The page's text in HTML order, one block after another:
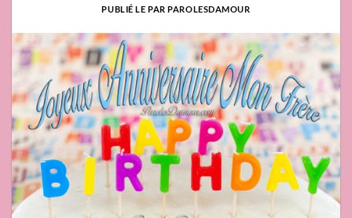
PUBLIÉ LEPARPAROLESDAMOUR